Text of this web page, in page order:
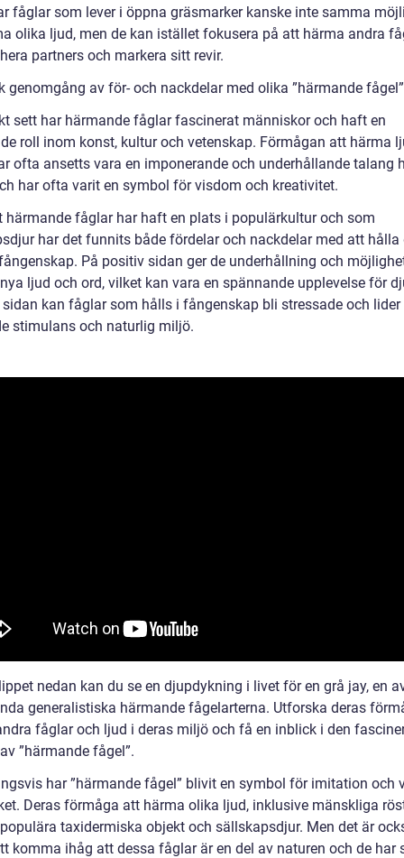
fåglar som lever i öppna gräsmarker kanske inte samma
olika ljud, men de kan istället fokusera på att härma andra
partners och markera sitt revir.
genomgång av för- och nackdelar med olika ”härmande fågel”
sett har härmande fåglar fascinerat människor och haft en
roll inom konst, kultur och vetenskap. Förmågan att härma
ofta ansetts vara en imponerande och underhållande talang
har ofta varit en symbol för visdom och kreativitet.
härmande fåglar har haft en plats i populärkultur och som
har det funnits både fördelar och nackdelar med att hålla
På positiv sidan ger de underhållning och
ljud och ord, vilket kan vara en spännande upplevelse för
sidan kan fåglar som hålls i fångenskap bli stressade och lider
stimulans och naturlig miljö.
nedan kan du se en djupdykning i livet för en grå jay, en
generalistiska härmande fågelarterna. Utforska deras
fåglar och ljud i deras miljö och få en inblick i den
”härmande fågel”.
har ”härmande fågel” blivit en symbol för imitation och
Deras förmåga att härma olika ljud, inklusive mänskliga
taxidermiska objekt och sällskapsdjur. Men det är
komma ihåg att dessa fåglar är en del av naturen och de har